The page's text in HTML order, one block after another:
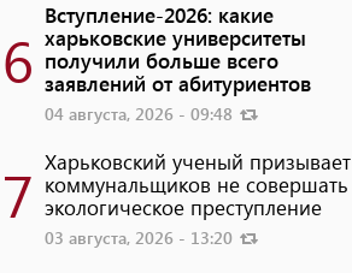
6
Вступление-2026: какие
харьковские университеты
получили больше всего
заявлений от абитуриентов
04 августа, 2026 - 09:48
7 Харьковский ученый призывает
коммунальщиков не совершать
экологическое преступление
03 августа, 2026 - 13:20